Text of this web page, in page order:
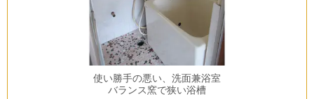
使い勝手の悪い、洗面兼浴室
バランス窯で狭い浴槽